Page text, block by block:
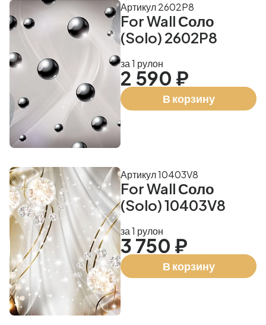
For Wall Соло
(Solo) 2602P8
Артикул 2602P8
за 1 рулон
2 590 ₽
В корзину
For Wall Соло
(Solo) 10403V8
Артикул 10403V8
за 1 рулон
3 750 ₽
В корзину